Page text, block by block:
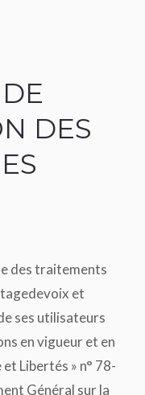
DES
des traitements
et
ses utilisateurs
en vigueur et en
Libertés » n° 78-
Général sur la